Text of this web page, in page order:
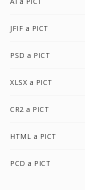
JFIF a PICT
PSD a PICT
XLSX a PICT
CR2 a PICT
HTML a PICT
PCD a PICT